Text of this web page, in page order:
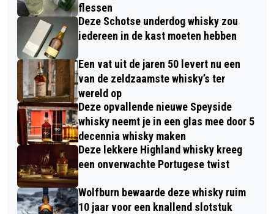
flessen
Deze Schotse underdog whisky zou
iedereen in de kast moeten hebben
Een vat uit de jaren 50 levert nu een
van de zeldzaamste whisky’s ter
wereld op
Deze opvallende nieuwe Speyside
whisky neemt je in een glas mee door 5
decennia whisky maken
Deze lekkere Highland whisky kreeg
een onverwachte Portugese twist
Wolfburn bewaarde deze whisky ruim
10 jaar voor een knallend slotstuk